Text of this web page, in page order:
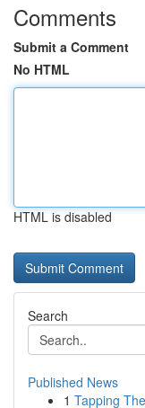
Comments
Submit a Comment
No HTML
HTML is disabled
Search
Published News
1 Tapping